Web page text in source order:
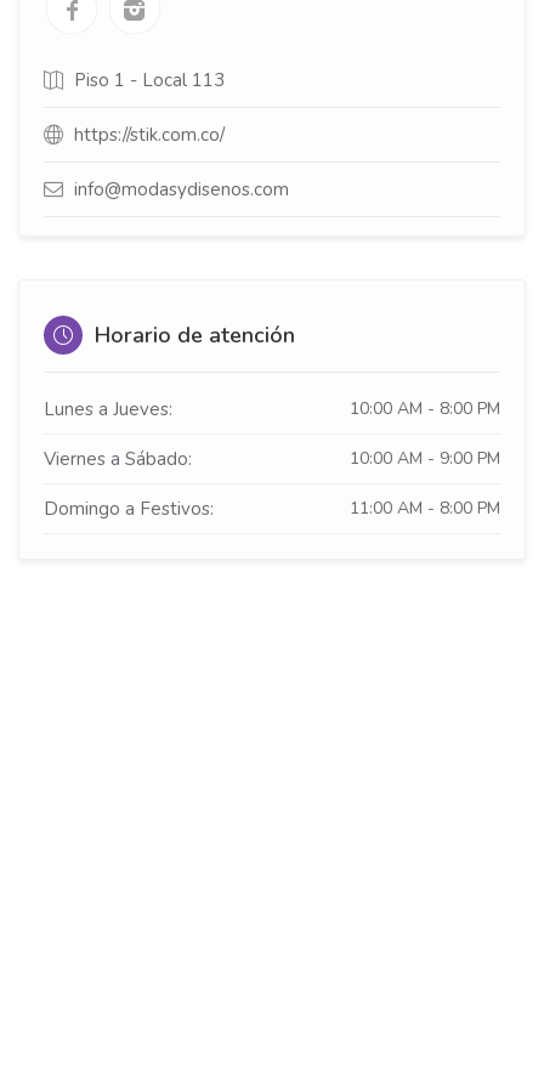
Piso 1 - Local 113
https://stik.com.co/
info@modasydisenos.com
Horario de atención
Lunes a Jueves: 10:00 AM - 8:00 PM
Viernes a Sábado: 10:00 AM - 9:00 PM
Domingo a Festivos: 11:00 AM - 8:00 PM